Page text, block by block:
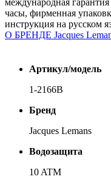
международная
часы, фирменная
инструкция на русском
О БРЕНДЕ Jacques
Артикул/модель
1-2166B
Бренд
Jacques Lemans
Водозащита
10 ATM